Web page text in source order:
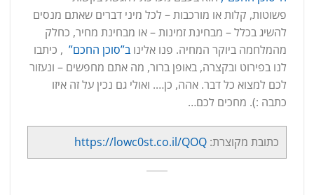
פשוטות, קלות או מורכבות – לכל מיני דברים שאתם מנסים
להשיג בכלל – מבחינת זמינות – או מבחינת מחיר, כחלק
מהמלחמה ביוקר המחיה. פנו אלינו ב”סוכן החכם” , כיתבו
לנו בפירוט ובקצרה, באופן ברור, מה אתם מחפשים – ונעזור
לכם למצוא כל דבר. אהה, כן…. ואולי גם נכין על זה איזו
כתבה :). מחכים לכם…
כתובת מקוצרת: https://lowc0st.co.il/QOQ